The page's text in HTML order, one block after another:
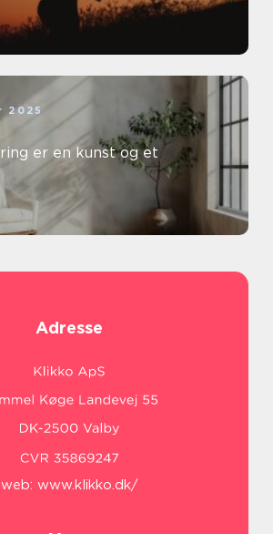
2025
er en kunst og et
Adresse
web: www.klikko.dk/